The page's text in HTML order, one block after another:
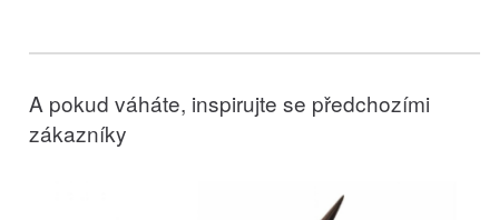
A pokud váháte, inspirujte se předchozími
zákazníky